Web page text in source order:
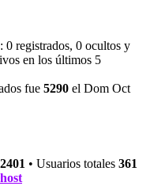
0 registrados, 0 ocultos y
en los últimos 5
fue 5290 el Dom Oct
2401 • Usuarios totales 361